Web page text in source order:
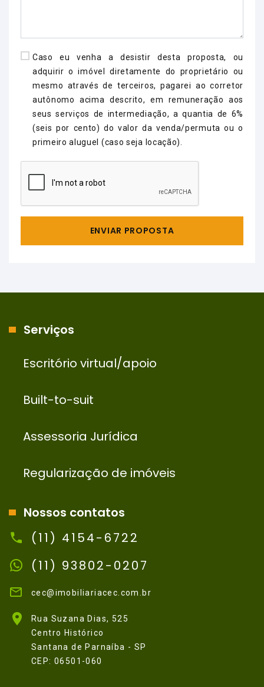
Caso eu venha a desistir desta proposta, ou
adquirir o imóvel diretamente do proprietário ou
mesmo através de terceiros, pagarei ao corretor
autônomo acima descrito, em remuneração aos
seus serviços de intermediação, a quantia de 6%
(seis por cento) do valor da venda/permuta ou o
primeiro aluguel (caso seja locação).
ENVIAR PROPOSTA
Serviços
Escritório virtual/apoio
Built-to-suit
Assessoria Jurídica
Regularização de imóveis
Nossos contatos
(11) 4154-6722
(11) 93802-0207
cec@imobiliariacec.com.br
Rua Suzana Dias, 525
Centro Histórico
Santana de Parnaíba - SP
CEP: 06501-060